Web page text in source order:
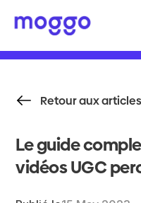
Retour aux articles
Le guide
vidéos UGC